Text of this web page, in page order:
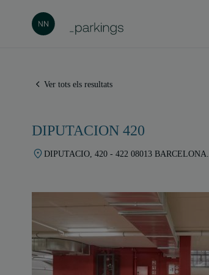
Ver tots els resultats
DIPUTACION 420
DIPUTACIO, 420 - 422 08013 BARCELONA.